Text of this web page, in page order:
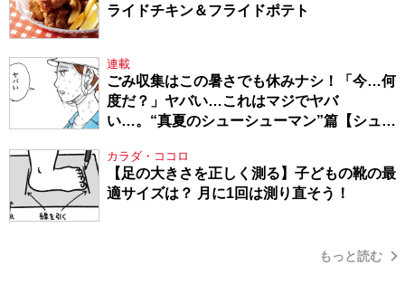
ライドチキン＆フライドポテト
連載
ごみ収集はこの暑さでも休みナシ！「今…何
度だ？」ヤバい…これはマジでヤバ
い…。“真夏のシューシューマン”篇【シュー
カラダ・ココロ
【足の大きさを正しく測る】子どもの靴の最
適サイズは？ 月に1回は測り直そう！
もっと読む